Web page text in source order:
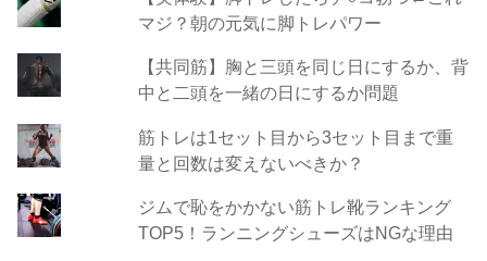
マジ？朝の元気に脚トレパワー
【共同筋】胸と三頭を同じ日にするか、背
中と二頭を一緒の日にするか問題
筋トレは1セット目から3セット目まで重
量と回数は変えないべきか？
ジムで恥をかかない筋トレ靴ランキング
TOP5！ランニングシューズはNGな理由